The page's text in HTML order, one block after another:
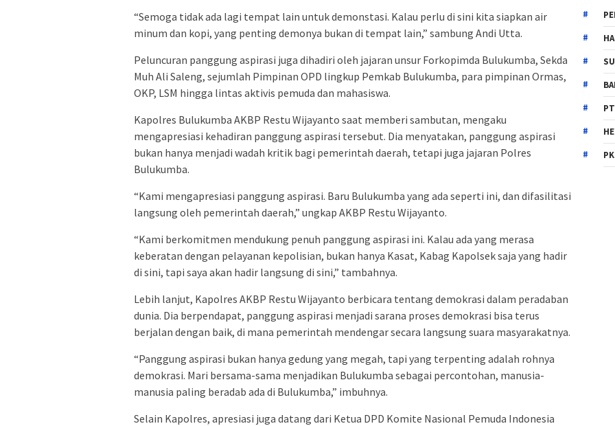
“Semoga tidak ada lagi tempat lain untuk demonstasi. Kalau perlu di sini kita siapkan air
minum dan kopi, yang penting demonya bukan di tempat lain,” sambung Andi Utta.
Peluncuran panggung aspirasi juga dihadiri oleh jajaran unsur Forkopimda Bulukumba, Sekda
Muh Ali Saleng, sejumlah Pimpinan OPD lingkup Pemkab Bulukumba, para pimpinan Ormas,
OKP, LSM hingga lintas aktivis pemuda dan mahasiswa.
Kapolres Bulukumba AKBP Restu Wijayanto saat memberi sambutan, mengaku
mengapresiasi kehadiran panggung aspirasi tersebut. Dia menyatakan, panggung aspirasi
bukan hanya menjadi wadah kritik bagi pemerintah daerah, tetapi juga jajaran Polres
Bulukumba.
“Kami mengapresiasi panggung aspirasi. Baru Bulukumba yang ada seperti ini, dan difasilitasi
langsung oleh pemerintah daerah,” ungkap AKBP Restu Wijayanto.
“Kami berkomitmen mendukung penuh panggung aspirasi ini. Kalau ada yang merasa
keberatan dengan pelayanan kepolisian, bukan hanya Kasat, Kabag Kapolsek saja yang hadir
di sini, tapi saya akan hadir langsung di sini,” tambahnya.
Lebih lanjut, Kapolres AKBP Restu Wijayanto berbicara tentang demokrasi dalam peradaban
dunia. Dia berpendapat, panggung aspirasi menjadi sarana proses demokrasi bisa terus
berjalan dengan baik, di mana pemerintah mendengar secara langsung suara masyarakatnya.
“Panggung aspirasi bukan hanya gedung yang megah, tapi yang terpenting adalah rohnya
demokrasi. Mari bersama-sama menjadikan Bulukumba sebagai percontohan, manusia-
manusia paling beradab ada di Bulukumba,” imbuhnya.
Selain Kapolres, apresiasi juga datang dari Ketua DPD Komite Nasional Pemuda Indonesia